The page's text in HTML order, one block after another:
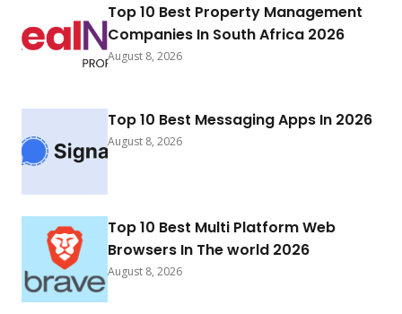
Top 10 Best Property Management
Companies In South Africa 2026
August 8, 2026
Top 10 Best Messaging Apps In 2026
August 8, 2026
Top 10 Best Multi Platform Web
Browsers In The world 2026
August 8, 2026